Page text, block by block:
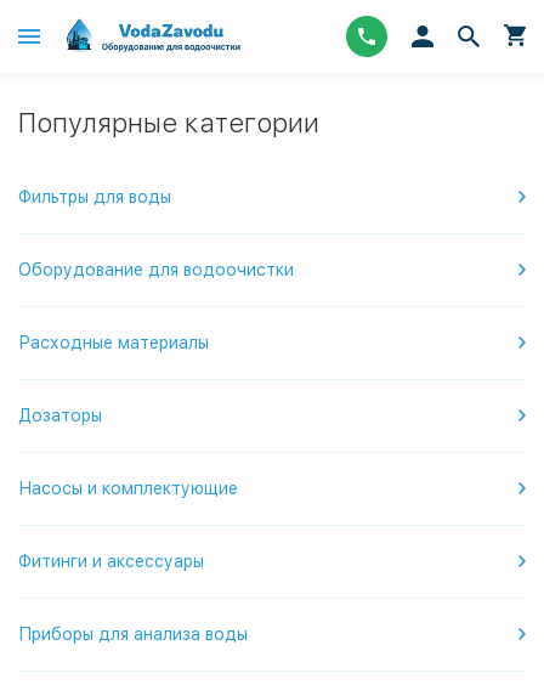
Популярные категории
Фильтры для воды
Оборудование для водоочистки
Расходные материалы
Дозаторы
Насосы и комплектующие
Фитинги и аксессуары
Приборы для анализа воды